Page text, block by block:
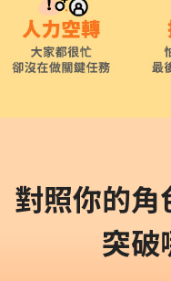
對照你的
突破